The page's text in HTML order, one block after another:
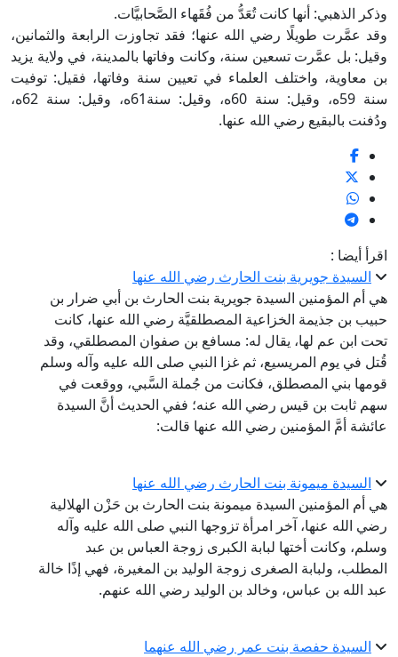
وذكر الذهبي: أنها كانت تُعَدُّ من فُقَهاء الصَّحابيَّات.
وقد عمَّرت طويلًا رضي الله عنها؛ فقد تجاوزت الرابعة والثمانين،
وقيل: بل عمَّرت تسعين سنة، وكانت وفاتها بالمدينة، في ولاية يزيد
بن معاوية، واختلف العلماء في تعيين سنة وفاتها، فقيل: توفيت
سنة 59ه، وقيل: سنة 60ه، وقيل: سنة61ه، وقيل: سنة 62ه،
ودُفنت بالبقيع رضي الله عنها.
اقرأ أيضا :
السيدة جويرية بنت الحارث رضي الله عنها
هي أم المؤمنين السيدة جويرية بنت الحارث بن أبي ضرار بن
حبيب بن جذيمة الخزاعية المصطلقيَّة رضي الله عنها، كانت
تحت ابن عم لها، يقال له: مسافع بن صفوان المصطلقي، وقد
قُتل في يوم المريسيع، ثم غزا النبي صلى الله عليه وآله وسلم
قومها بني المصطلق، فكانت من جُملة السَّبي، ووقعت في
سهم ثابت بن قيس رضي الله عنه؛ ففي الحديث أنَّ السيدة
عائشة أمَّ المؤمنين رضي الله عنها قالت:
السيدة ميمونة بنت الحارث رضي الله عنها
هي أم المؤمنين السيدة ميمونة بنت الحارث بن حَزْن الهلالية
رضي الله عنها، آخر امرأة تزوجها النبي صلى الله عليه وآله
وسلم، وكانت أختها لبابة الكبرى زوجة العباس بن عبد
المطلب، ولبابة الصغرى زوجة الوليد بن المغيرة، فهي إذًا خالة
عبد الله بن عباس، وخالد بن الوليد رضي الله عنهم.
السيدة حفصة بنت عمر رضي الله عنهما